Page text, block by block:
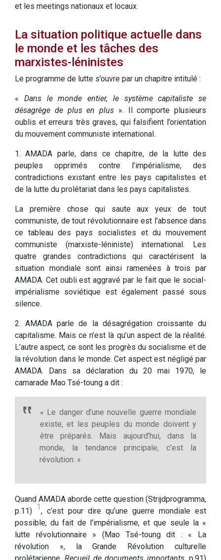
et les meetings nationaux et locaux.
La situation politique actuelle dans
le monde et les tâches des
marxistes-léninistes
Le programme de lutte s’ouvre par un chapitre intitulé :
« Dans le monde entier, le système capitaliste se
désagrège de plus en plus ». Il comporte plusieurs
oublis et erreurs très graves, qui falsifient l’orientation
du mouvement communiste international.
1. AMADA parle, dans ce chapitre, de la lutte des
peuples opprimés contre l’impérialisme, des
contradictions existant entre les pays capitalistes et
de la lutte du prolétariat dans les pays capitalistes.
La première chose qui saute aux yeux de tout
communiste, de tout révolutionnaire est l’absence dans
ce tableau des pays socialistes et du mouvement
communiste (marxiste-léniniste) international. Les
quatre grandes contradictions qui caractérisent la
situation mondiale sont ainsi ramenées à trois par
AMADA. Cet oubli est aggravé par le fait que le social-
impérialisme soviétique est également passé sous
silence.
2. AMADA parle de la désagrégation croissante du
capitalisme. Mais ce n’est là qu’un aspect de la réalité.
L’autre aspect, ce sont les progrès du socialisme et de
la révolution dans le monde. Cet aspect est négligé par
AMADA. Dans sa déclaration du 20 mai 1970, le
camarade Mao Tsé-toung a dit :
« Le danger d’une nouvelle guerre mondiale
existe, et les peuples du monde doivent y
être préparés. Mais aujourd’hui, dans la
monde, la tendance principale, c’est la
révolution. »
Quand AMADA aborde cette question (Strijdprogramma,
p.11) 1, c’est pour dire qu’une guerre mondiale est
possible, du fait de l’impérialisme, et que seule la «
lutte révolutionnaire » (Mao Tsé-toung dit : « La
révolution », la Grande Révolution culturelle